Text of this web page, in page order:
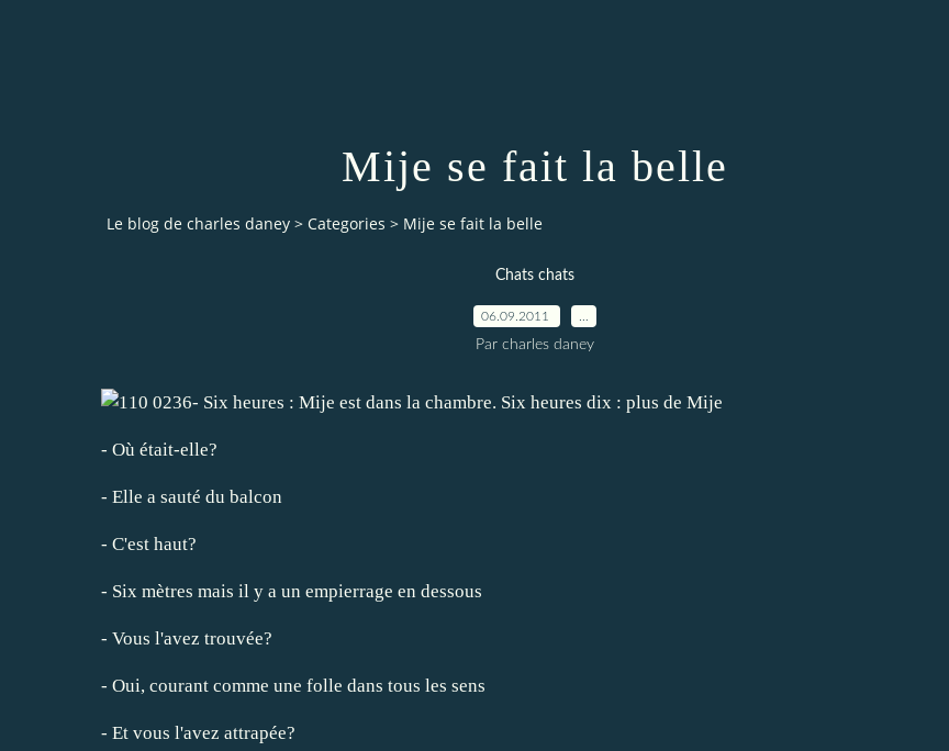
Mije se fait la belle
Le blog de charles daney > Categories > Mije se fait la belle
Chats chats
06.09.2011
Par charles daney
- Six heures : Mije est dans la chambre. Six heures dix : plus de Mije
- Où était-elle?
- Elle a sauté du balcon
- C'est haut?
- Six mètres mais il y a un empierrage en dessous
- Vous l'avez trouvée?
- Oui, courant comme une folle dans tous les sens
- Et vous l'avez attrapée?